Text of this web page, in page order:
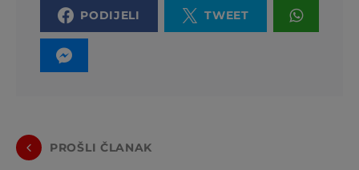
PODIJELI TWEET
PROŠLI ČLANAK